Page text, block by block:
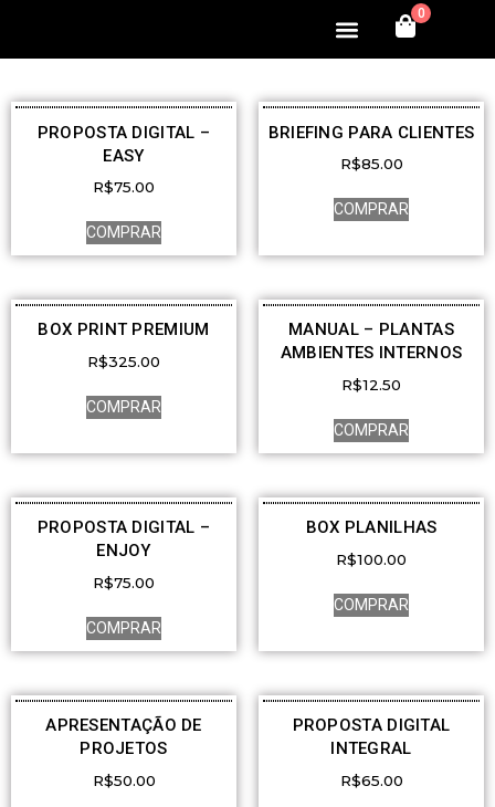
0
PROPOSTA DIGITAL –
EASY
R$75.00
COMPRAR
BRIEFING PARA CLIENTES
R$85.00
COMPRAR
BOX PRINT PREMIUM
R$325.00
COMPRAR
MANUAL – PLANTAS
AMBIENTES INTERNOS
R$12.50
COMPRAR
PROPOSTA DIGITAL –
ENJOY
R$75.00
COMPRAR
BOX PLANILHAS
R$100.00
COMPRAR
APRESENTAÇÃO DE
PROJETOS
R$50.00
PROPOSTA DIGITAL
INTEGRAL
R$65.00